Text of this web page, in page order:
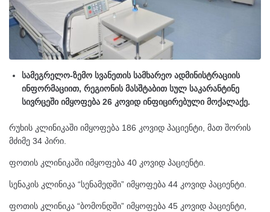
სამეგრელო-ზემო სვანეთის სამხარეო ადმინისტრაციის
ინფორმაციით, რეგიონის მასშტაბით სულ საკარანტინე
სივრცეში იმყოფება 26 კოვიდ ინფიცირებული მოქალაქე.
რუხის კლინიკაში იმყოფება 186 კოვიდ პაციენტი, მათ შორის
მძიმე 34 პირი.
ფოთის კლინიკაში იმყოფება 40 კოვიდ პაციენტი.
სენაკის კლინიკა “სენამედში” იმყოფება 44 კოვიდ პაციენტი.
ფოთის კლინიკა “ბომონდში” იმყოფება 45 კოვიდ პაციენტი,